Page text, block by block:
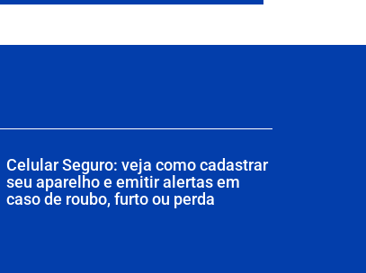
Celular Seguro: veja como cadastrar
seu aparelho e emitir alertas em
caso de roubo, furto ou perda